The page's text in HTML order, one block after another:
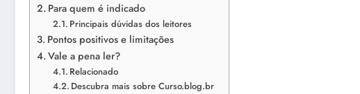
Para quem é indicado
Principais dúvidas dos leitores
Pontos positivos e limitações
Vale a pena ler?
Relacionado
Descubra mais sobre Curso.blog.br